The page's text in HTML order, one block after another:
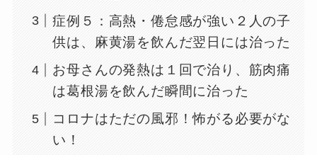
症例５：高熱・倦怠感が強い２人の子
供は、麻黄湯を飲んだ翌日には治った
お母さんの発熱は１回で治り、筋肉痛
は葛根湯を飲んだ瞬間に治った
コロナはただの風邪！怖がる必要がな
い！